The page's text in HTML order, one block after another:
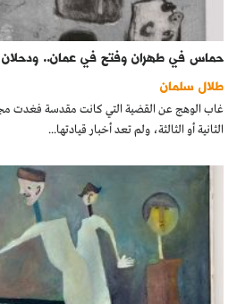
حماس في طهران وفتح في عمان.. ودحلان
طلال سلمان
غاب الوهج عن القضية التي كانت مقدسة فغدت
الثانية أو الثالثة، ولم تعد أخبار قيادتها...